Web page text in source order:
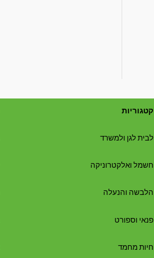
קטגוריות
לבית לגן ולמשרד
חשמל ואלקטרוניקה
הלבשה והנעלה
פנאי וספורט
חיות מחמד